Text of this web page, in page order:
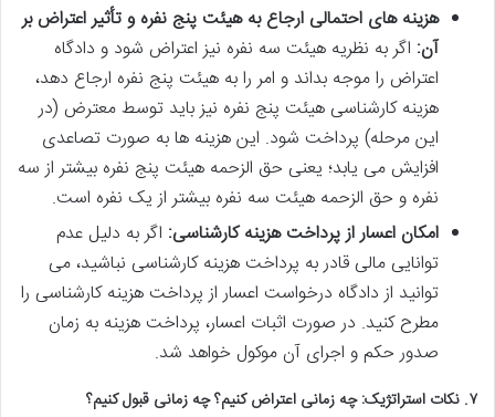
هزینه های احتمالی ارجاع به هیئت پنج نفره و تأثیر اعتراض بر
آن: اگر به نظریه هیئت سه نفره نیز اعتراض شود و دادگاه
اعتراض را موجه بداند و امر را به هیئت پنج نفره ارجاع دهد،
هزینه کارشناسی هیئت پنج نفره نیز باید توسط معترض (در
این مرحله) پرداخت شود. این هزینه ها به صورت تصاعدی
افزایش می یابد؛ یعنی حق الزحمه هیئت پنج نفره بیشتر از سه
نفره و حق الزحمه هیئت سه نفره بیشتر از یک نفره است.
امکان اعسار از پرداخت هزینه کارشناسی: اگر به دلیل عدم
توانایی مالی قادر به پرداخت هزینه کارشناسی نباشید، می
توانید از دادگاه درخواست اعسار از پرداخت هزینه کارشناسی را
مطرح کنید. در صورت اثبات اعسار، پرداخت هزینه به زمان
صدور حکم و اجرای آن موکول خواهد شد.
۷. نکات استراتژیک: چه زمانی اعتراض کنیم؟ چه زمانی قبول کنیم؟